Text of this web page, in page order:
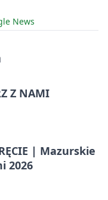
News
Z NAMI
| Mazurskie
2026